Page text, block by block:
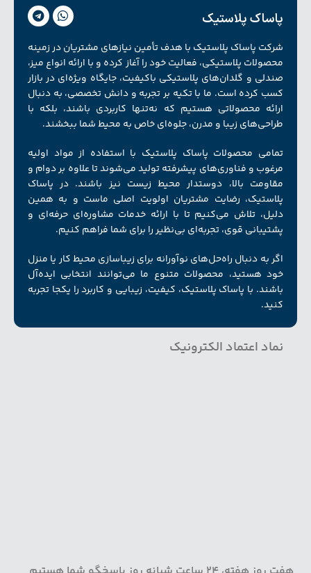
پاساک پلاستیک
شرکت پاساک پلاستیک با هدف تأمین نیازهای مشتریان در زمینه
محصولات پلاستیکی، فعالیت خود را آغاز کرده و با ارائه انواع میز،
صندلی و گلدان‌های پلاستیکی باکیفیت، جایگاه ویژه‌ای در بازار
کسب کرده است. ما با تکیه بر تجربه و دانش تخصصی، به دنبال
ارائه محصولاتی هستیم که نه‌تنها کاربردی باشند، بلکه با
طراحی‌های زیبا و مدرن، جلوه‌ای خاص به محیط شما ببخشند.
تمامی محصولات پاساک پلاستیک با استفاده از مواد اولیه
مرغوب و فناوری‌های پیشرفته تولید می‌شوند تا علاوه بر دوام و
مقاومت بالا، دوستدار محیط زیست نیز باشند. در پاساک
پلاستیک، رضایت مشتریان اولویت اصلی ماست و به همین
دلیل، تلاش می‌کنیم تا با ارائه خدمات مشاوره‌ای حرفه‌ای و
پشتیبانی قوی، تجربه‌ای بی‌نظیر را برای شما فراهم کنیم.
اگر به دنبال راه‌حل‌های نوآورانه برای زیبا‌سازی محیط کار یا منزل
خود هستید، محصولات متنوع ما می‌توانند انتخابی ایده‌آل
باشند. با پاساک پلاستیک، کیفیت، زیبایی و کاربرد را یکجا تجربه
کنید.
نماد اعتماد الکترونیک